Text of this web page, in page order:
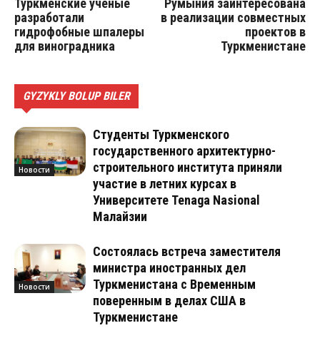
Туркменские ученые
разработали
гидрофобные шпалеры
для виноградника
Румыния заинтересована
в реализации совместных
проектов в
Туркменистане
GYZYKLY BOLUP BILER
Новости
Студенты Туркменского
государственного архитектурно-
строительного института приняли
участие в летних курсах в
Университете Tenaga Nasional
Малайзии
Новости
Состоялась встреча заместителя
министра иностранных дел
Туркменистана с Временным
поверенным в делах США в
Туркменистане